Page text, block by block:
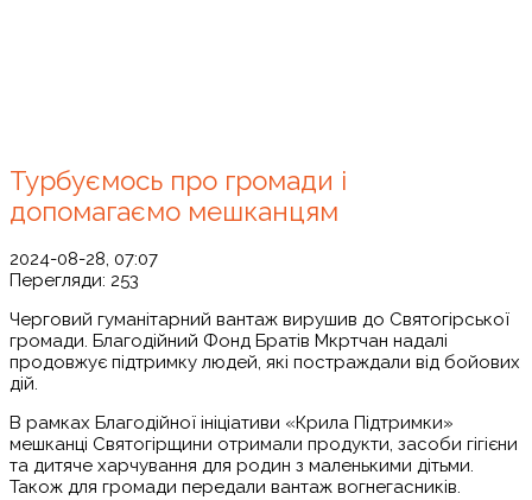
Турбуємось про громади і
допомагаємо мешканцям
2024-08-28, 07:07
Перегляди: 253
Черговий гуманітарний вантаж вирушив до Святогірської
громади. Благодійний Фонд Братів Мкртчан надалі
продовжує підтримку людей, які постраждали від бойових
дій.
В рамках Благодійної ініціативи «Крила Підтримки»
мешканці Святогірщини отримали продукти, засоби гігієни
та дитяче харчування для родин з маленькими дітьми.
Також для громади передали вантаж вогнегасників.